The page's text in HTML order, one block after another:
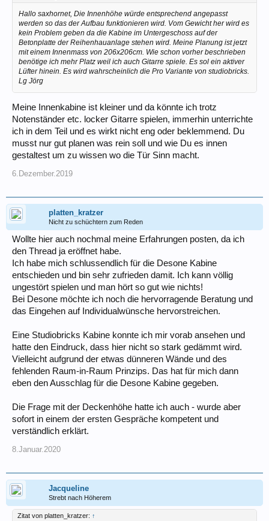
Hallo saxhornet, Die Innenhöhe würde entsprechend angepasst
werden so das der Aufbau funktionieren wird. Vom Gewicht her wird es
kein Problem geben da die Kabine im Untergeschoss auf der
Betonplatte der Reihenhauanlage stehen wird. Meine Planung ist jetzt
mit einem Innenmass von 206x206cm. Wie schon vorher beschrieben
benötige ich mehr Platz weil ich auch Gitarre spiele. Es sol ein aktiver
Lüfter hinein. Es wird wahrscheinlich die Pro Variante von studiobricks.
Lg Jörg
Meine Innenkabine ist kleiner und da könnte ich trotz
Notenständer etc. locker Gitarre spielen, immerhin unterrichte
ich in dem Teil und es wirkt nicht eng oder beklemmend. Du
musst nur gut planen was rein soll und wie Du es innen
gestaltest um zu wissen wo die Tür Sinn macht.
6.Dezember.2019
platten_kratzer
Nicht zu schüchtern zum Reden
Wollte hier auch nochmal meine Erfahrungen posten, da ich
den Thread ja eröffnet habe.
Ich habe mich schlussendlich für die Desone Kabine
entschieden und bin sehr zufrieden damit. Ich kann völlig
ungestört spielen und man hört so gut wie nichts!
Bei Desone möchte ich noch die hervorragende Beratung und
das Eingehen auf Individualwünsche hervorstreichen.
Eine Studiobricks Kabine konnte ich mir vorab ansehen und
hatte den Eindruck, dass hier nicht so stark gedämmt wird.
Vielleicht aufgrund der etwas dünneren Wände und des
fehlenden Raum-in-Raum Prinzips. Das hat für mich dann
eben den Ausschlag für die Desone Kabine gegeben.
Die Frage mit der Deckenhöhe hatte ich auch - wurde aber
sofort in einem der ersten Gespräche kompetent und
verständlich erklärt.
8.Januar.2020
Jacqueline
Strebt nach Höherem
Zitat von platten_kratzer: ↑